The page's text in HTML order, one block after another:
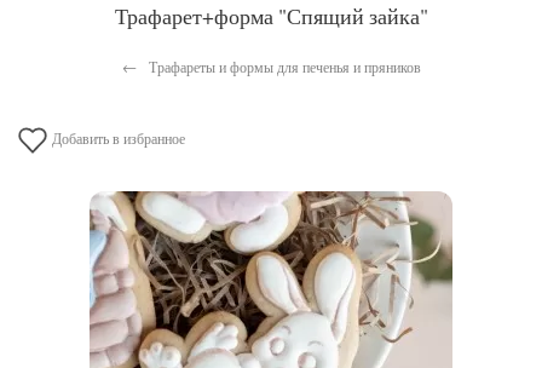
Трафарет+форма "Спящий зайка"
Трафареты и формы для печенья и пряников
Добавить в избранное